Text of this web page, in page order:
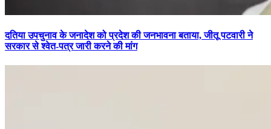
दतिया उपचुनाव के जनादेश को प्रदेश की जनभावना बताया, जीतू पटवारी ने
सरकार से श्वेत-पत्र जारी करने की मांग